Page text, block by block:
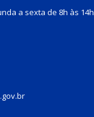
a sexta de 8h às 14h